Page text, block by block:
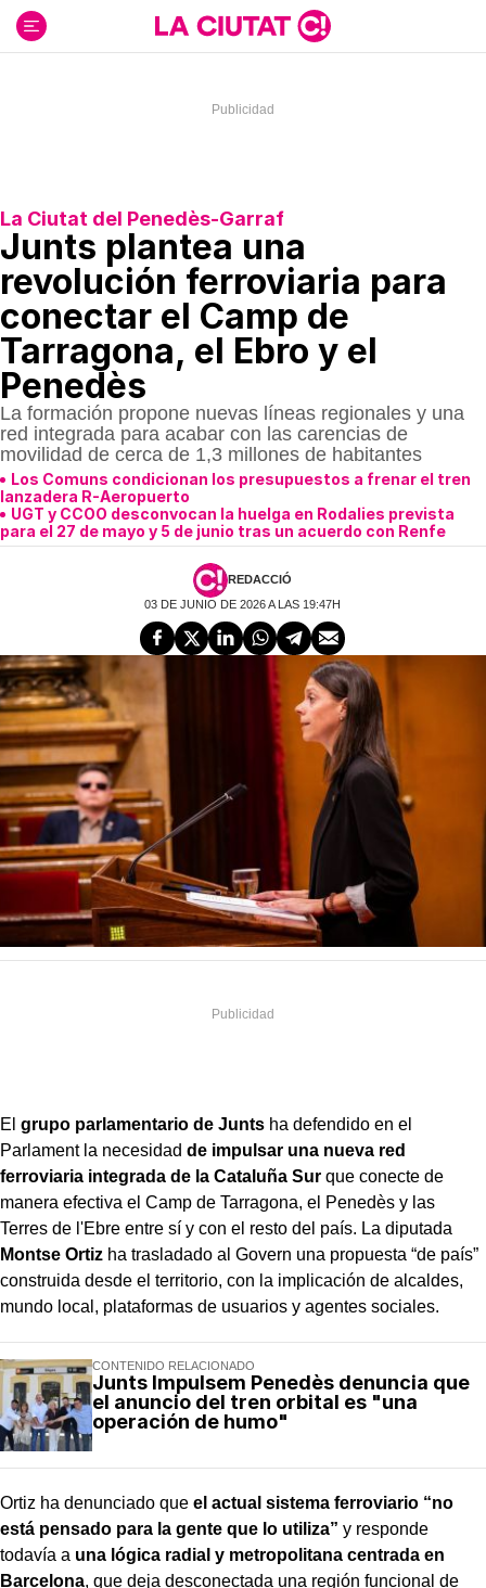
contenido
La Ciutat del Penedès-Garraf
Junts plantea una
revolución ferroviaria para
conectar el Camp de
Tarragona, el Ebro y el
Penedès
La formación propone nuevas líneas regionales y una
red integrada para acabar con las carencias de
movilidad de cerca de 1,3 millones de habitantes
Los Comuns condicionan los presupuestos a frenar el tren
lanzadera R-Aeropuerto
UGT y CCOO desconvocan la huelga en Rodalies prevista
para el 27 de mayo y 5 de junio tras un acuerdo con Renfe
REDACCIÓ
03 DE JUNIO DE 2026 A LAS 19:47H
El grupo parlamentario de Junts ha defendido en el
Parlament la necesidad de impulsar una nueva red
ferroviaria integrada de la Cataluña Sur que conecte de
manera efectiva el Camp de Tarragona, el Penedès y las
Terres de l'Ebre entre sí y con el resto del país. La diputada
Montse Ortiz ha trasladado al Govern una propuesta “de país”
construida desde el territorio, con la implicación de alcaldes,
mundo local, plataformas de usuarios y agentes sociales.
CONTENIDO RELACIONADO
Junts Impulsem Penedès denuncia que
el anuncio del tren orbital es "una
operación de humo"
Ortiz ha denunciado que el actual sistema ferroviario “no
está pensado para la gente que lo utiliza” y responde
todavía a una lógica radial y metropolitana centrada en
Barcelona, que deja desconectada una región funcional de